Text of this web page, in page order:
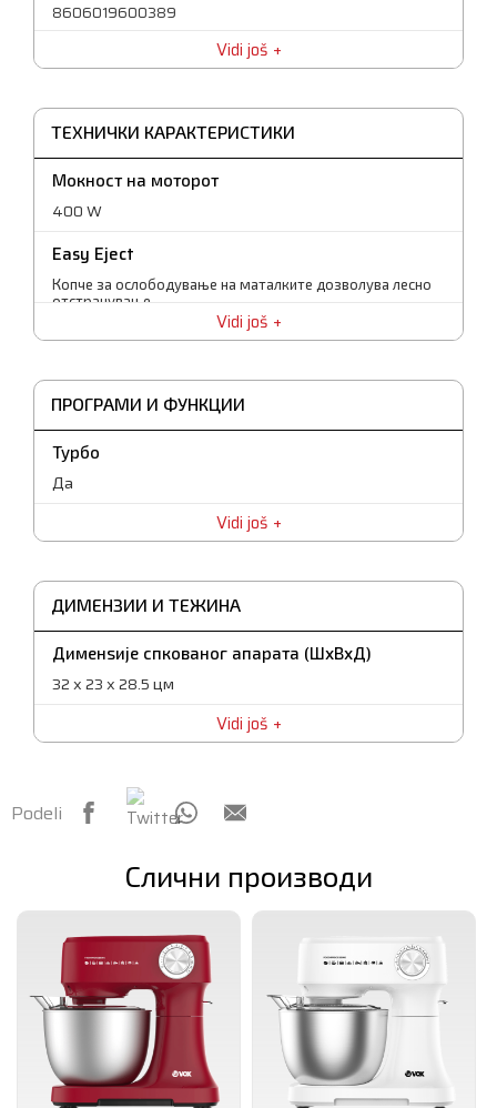
8606019600389
Гаранција
25 месеци
Vidi još
ТЕХНИЧКИ КАРАКТЕРИСТИКИ
Мокност на моторот
400 W
Easy Eject
Копче за ослободување на маталките дозволува лесно
отстранување
Преостанати користи -бенефити
2 пара маталки: стандардни маталки + маталки за
Vidi još
ПРОГРАМИ И ФУНКЦИИ
Турбо
Да
Vidi još
ДИМЕНЗИИ И ТЕЖИНА
Дименѕије спкованог апарата (ШxВxД)
32 x 23 x 28.5 цм
Vidi još
Podeli
Слични производи